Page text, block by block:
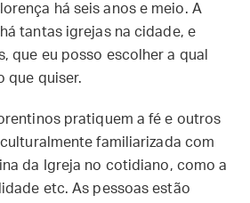
há seis anos e meio. A
tantas igrejas na cidade, e
que eu posso escolher a qual
que quiser.
pratiquem a fé e outros
familiarizada com
da Igreja no cotidiano, como a
etc. As pessoas estão